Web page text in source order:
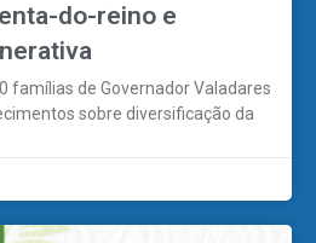
do-reino e
famílias de Governador Valadares
sobre diversificação da